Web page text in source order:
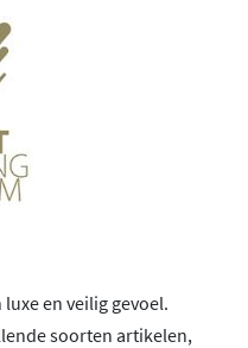
en veilig gevoel.
soorten artikelen,